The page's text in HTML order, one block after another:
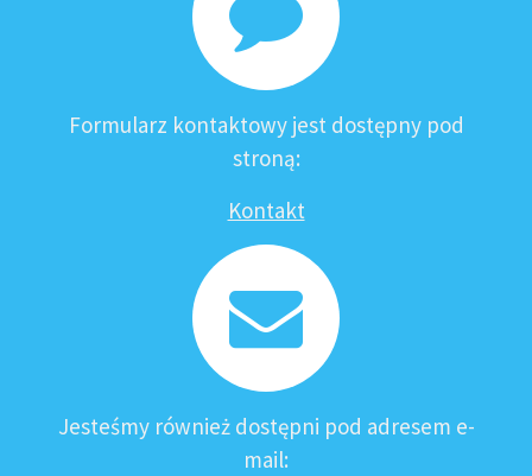
Formularz kontaktowy jest dostępny pod
stroną:
Kontakt
Jesteśmy również dostępni pod adresem e-
mail: